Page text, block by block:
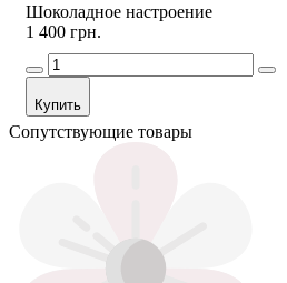
Шоколадное настроение
1 400 грн.
Купить
Сопутствующие товары